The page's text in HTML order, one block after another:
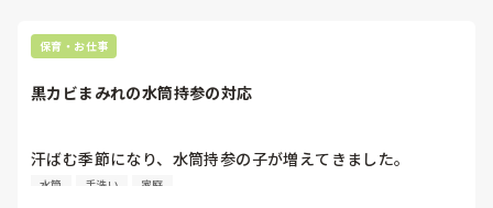
保育・お仕事
黒カビまみれの水筒持参の対応
汗ばむ季節になり、水筒持参の子が増えてきました。
水筒 手洗い 家庭